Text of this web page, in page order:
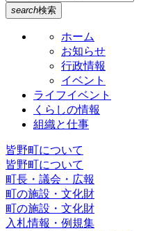
search検索
ホーム
お知らせ
行政情報
イベント
ライフイベント
くらしの情報
組織と仕事
皆野町について
皆野町について
町長・議会・広報
町の施設・文化財
町の施設・文化財
入札情報・例規集